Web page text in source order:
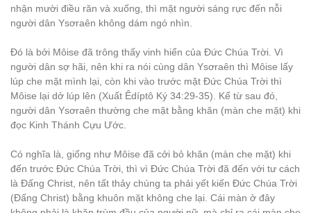
nhận mười điều răn và xuống, thì mặt người sáng rực đến nỗi
người dân Ysơraên không dám ngó nhìn.
Đó là bởi Môise đã trông thấy vinh hiển của Đức Chúa Trời. Vì
người dân sợ hãi, nên khi ra nói cùng dân Ysơraên thì Môise lấy
lúp che mặt mình lại, còn khi vào trước mặt Đức Chúa Trời thì
Môise lại dở lúp lên (Xuất Êdíptô Ký 34:29-35). Kể từ sau đó,
người dân Ysơraên thường che mặt bằng khăn (màn che mặt) khi
đọc Kinh Thánh Cựu Ước.
Có nghĩa là, giống như Môise đã cởi bỏ khăn (màn che mặt) khi
đến trước Đức Chúa Trời, thì vì Đức Chúa Trời đã đến với tư cách
là Đấng Christ, nên tất thảy chúng ta phải yết kiến Đức Chúa Trời
(Đấng Christ) bằng khuôn mặt không che lại. Cái màn ở đây